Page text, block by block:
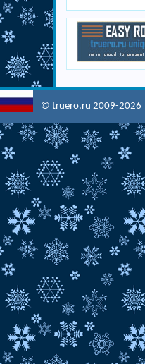
© truero.ru 2009-2026